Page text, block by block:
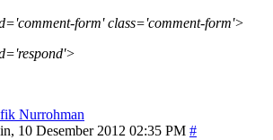
form' class='comment-form'>
Nurrohman
10 Desember 2012 02:35 PM